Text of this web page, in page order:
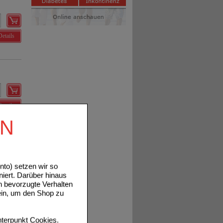
setzen wir so
Darüber hinaus
bevorzugte Verhalten
um den Shop zu
Cookies.